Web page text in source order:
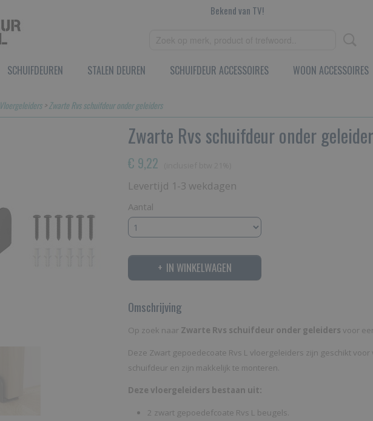
Bekend van TV!
SCHUIFDEUREN STALEN DEUREN SCHUIFDEUR ACCESSOIRES WOON ACCESSOIRES
Vloergeleiders>Zwarte Rvs schuifdeur onder geleiders
Zwarte Rvs schuifdeur onder
€ 9,22
Levertijd 1-3 wekdagen
Aantal
IN WINKELWAGEN
Omschrijving
Op zoek naar Zwarte Rvs schuifdeur onder geleiders voor
Deze Zwart gepoedecoate Rvs L vloergeleiders zijn geschikt voor
schuifdeur en zijn makkelijk te monteren.
Deze vloergeleiders bestaan uit:
2 zwart gepoedefcoate Rvs L beugels.